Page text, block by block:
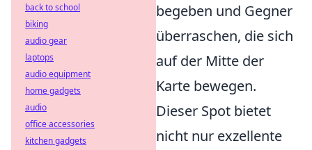
begeben und Gegner
überraschen, die sich
auf der Mitte der
Karte bewegen.
Dieser Spot bietet
nicht nur exzellente
back to school
biking
audio gear
laptops
audio equipment
home gadgets
audio
office accessories
kitchen gadgets